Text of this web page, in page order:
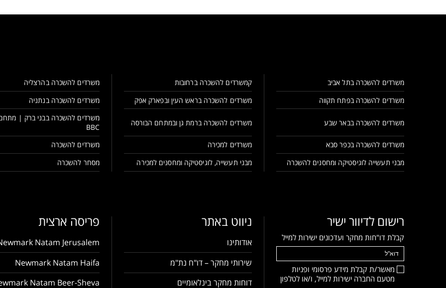
משרדים להשכרה בתל אביב קמשרדים להשכרה ברחובות משרדים להשכרה בהרצליה
משרדים להשכרה בפתח תקווה
משרדים להשכרה בראש העין ובפארק אפק משרדים להשכרה בנתניה
משרדים להשכרה בבאר שבע משרדים להשכרה ברמת גן ובמתחם הבורסה
משרדים להשכרה בבני ברק |
BBC
משרדים להשכרה בכפר סבא משרדים למכירה משרדים להשכרה
מבני תעשייה לוגיסטיקה ומחסנים להשכרה
מבני תעשייה, לוגיסטיקה ומחסנים למכירה מסחר להשכרה
רישום לדיוור ישיר
קבלת דו"חות מחקר ועדכונים ישירות למייל
מאשר/ת קבלת מידע פרסומי ופניות
מטעם החברה ישירות למייל, ו/או לטלפון
ניווט באתר
אודותינו
שירותי מחקר – דו"ח נת"מ
דוחות מחקר בינלאומיים
פריסה ארצית
Natam Jerusalem
Newmark Natam Haifa
Natam Beer-Sheva